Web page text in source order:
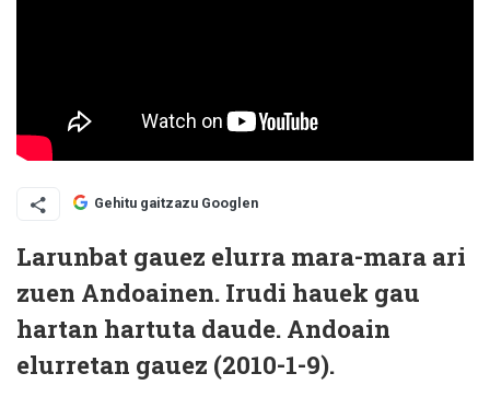
Gehitu gaitzazu Googlen
Larunbat gauez elurra mara-mara ari
zuen Andoainen. Irudi hauek gau
hartan hartuta daude. Andoain
elurretan gauez (2010-1-9).